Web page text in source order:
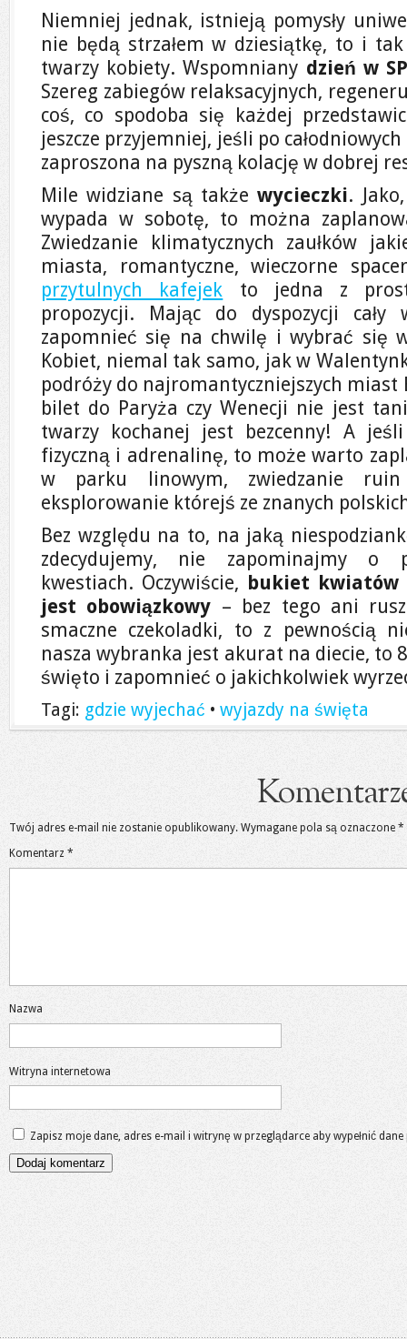
Niemniej jednak, istnieją pomysły
nie będą strzałem w dziesiątkę, to i
twarzy kobiety. Wspomniany dzień w
Szereg zabiegów relaksacyjnych,
coś, co spodoba się każdej
jeszcze przyjemniej, jeśli po
zaproszona na pyszną kolację w dobrej
Mile widziane są takżewycieczki.
wypada w sobotę, to można
Zwiedzanie klimatycznych zaułków
miasta, romantyczne, wieczorne
przytulnych kafejek to jedna z
propozycji. Mając do dyspozycji cały
zapomnieć się na chwilę i wybrać się
Kobiet, niemal tak samo, jak w
podróży do najromantyczniejszych miast
bilet do Paryża czy Wenecji nie jest
twarzy kochanej jest bezcenny! A
fizyczną i adrenalinę, to może warto
w parku linowym, zwiedzanie
eksplorowanie którejś ze znanych
Bez względu na to, na jaką
zdecydujemy, nie zapominajmy o
kwestiach. Oczywiście, bukiet kwiatów
jest obowiązkowy – bez tego ani
smaczne czekoladki, to z pewnością
nasza wybranka jest akurat na diecie, to
święto i zapomnieć o jakichkolwiek
Tagi: gdzie wyjechać • wyjazdy na święta
Twój adres e-mail nie zostanie opublikowany. Wymagane pola są oznaczone *
Komentarz *
Nazwa
Witryna internetowa
Zapisz moje dane, adres e-mail i witrynę w przeglądarce aby wypełnić